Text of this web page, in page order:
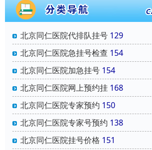
北京同仁医院代排队挂号 129
北京同仁医院急挂号检查 154
北京同仁医院加急挂号 154
北京同仁医院网上预约挂 168
北京同仁医院专家预约 150
北京同仁医院专家号预约 138
北京同仁医院挂号价格 151